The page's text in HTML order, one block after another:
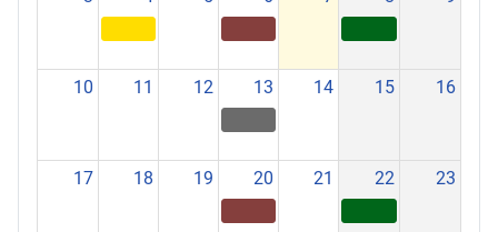
10 11 12 13 14 15 16
17 18 19 20 21 22 23